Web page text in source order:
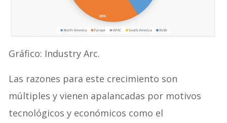
Gráfico: Industry Arc.
Las razones para este crecimiento son
múltiples y vienen apalancadas por motivos
tecnológicos y económicos como el